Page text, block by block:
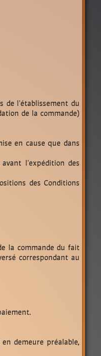
de l'établissement du
de la commande)
en cause que dans
l'expédition des
des Conditions
la commande du fait
correspondant au
demeure préalable,